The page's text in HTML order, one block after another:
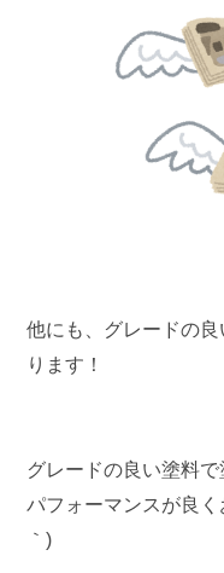
他にも、グレードの
ります！
グレードの良い塗料
パフォーマンスが良
｀)